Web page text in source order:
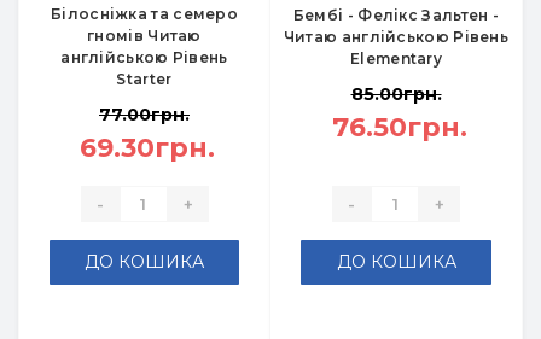
Білосніжка та семеро
гномів Читаю
англійською Рівень
Starter
77.00грн.
69.30грн.
- +
ДО КОШИКА
Бембі - Фелікс Зальтен -
Читаю англійською Рівень
Elementary
85.00грн.
76.50грн.
- +
ДО КОШИКА